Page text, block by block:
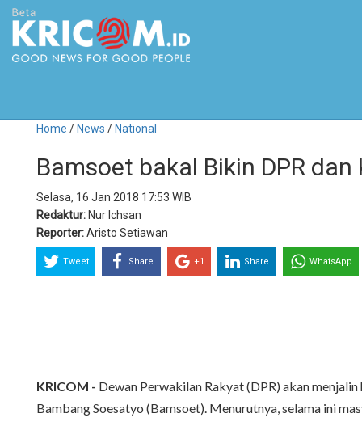
Home / News / National
Bamsoet bakal Bikin DPR dan
Selasa, 16 Jan 2018 17:53 WIB
Redaktur: Nur Ichsan
Reporter:Aristo Setiawan
Tweet Share +1 Share WhatsApp
KRICOM - Dewan Perwakilan Rakyat (DPR) akan
Bambang Soesatyo (Bamsoet). Menurutnya, selama ini